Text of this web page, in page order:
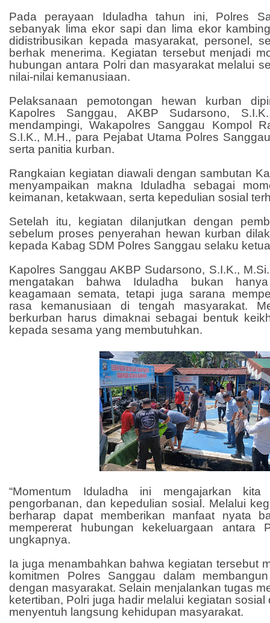
Pada perayaan Iduladha tahun ini, Polres
sebanyak lima ekor sapi dan lima ekor
didistribusikan kepada masyarakat, personel,
berhak menerima. Kegiatan tersebut menjadi
hubungan antara Polri dan masyarakat melalui
nilai-nilai kemanusiaan.
Pelaksanaan pemotongan hewan kurban
Kapolres Sanggau, AKBP Sudarsono,
mendampingi, Wakapolres Sanggau Kompol
S.I.K., M.H., para Pejabat Utama Polres
serta panitia kurban.
Rangkaian kegiatan diawali dengan sambutan
menyampaikan makna Iduladha sebagai
keimanan, ketakwaan, serta kepedulian sosial
Setelah itu, kegiatan dilanjutkan dengan
sebelum proses penyerahan hewan kurban
kepada Kabag SDM Polres Sanggau selaku
Kapolres Sanggau AKBP Sudarsono, S.I.K.,
mengatakan bahwa Iduladha bukan
keagamaan semata, tetapi juga sarana
rasa kemanusiaan di tengah masyarakat.
berkurban harus dimaknai sebagai bentuk
kepada sesama yang membutuhkan.
“Momentum Iduladha ini mengajarkan kita
pengorbanan, dan kepedulian sosial. Melalui
berharap dapat memberikan manfaat nyata
mempererat hubungan kekeluargaan antara
ungkapnya.
Ia juga menambahkan bahwa kegiatan tersebut
komitmen Polres Sanggau dalam
dengan masyarakat. Selain menjalankan tugas
ketertiban, Polri juga hadir melalui kegiatan
menyentuh langsung kehidupan masyarakat.